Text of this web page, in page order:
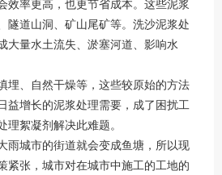
效率更高，也更节省成本。这些泥浆
隧道山洞、矿山尾矿等。洗沙泥浆处
大量水土流失、淤塞河道、影响水
埋、自然干燥等，这些较原始的方法
益增长的泥浆处理需要，成了困扰工
理絮凝剂解决此难题。
城市的街道就会变成鱼塘，所以现
紧张，城市对在城市中施工的工地的